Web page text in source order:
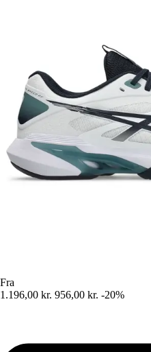
Fra
1.196,00 kr. 956,00 kr. -20%